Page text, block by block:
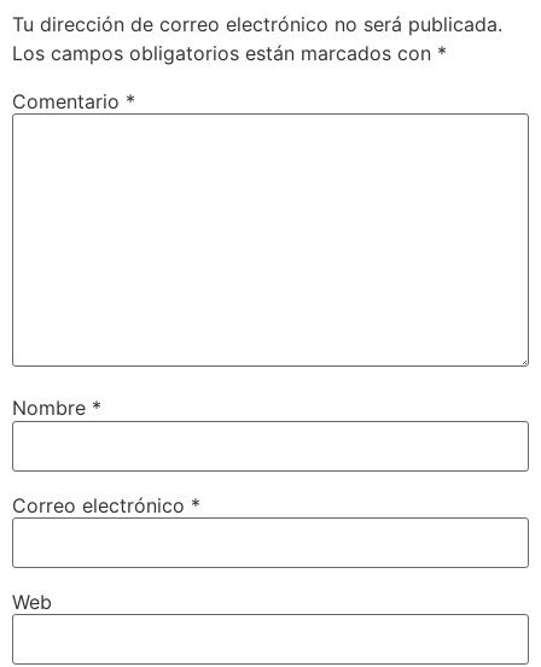
Tu dirección de correo electrónico no será publicada.
Los campos obligatorios están marcados con *
Comentario *
Nombre *
Correo electrónico *
Web